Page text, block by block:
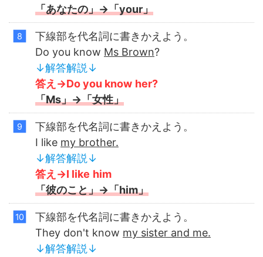
「あなたの」→「your」
下線部を代名詞に書きかえよう。
Do you know Ms Brown?
↓解答解説↓
答え→Do you know her?
「Ms」→「女性」
下線部を代名詞に書きかえよう。
I like my brother.
↓解答解説↓
答え→I like him
「彼のこと」→「him」
下線部を代名詞に書きかえよう。
They don't know my sister and me.
↓解答解説↓